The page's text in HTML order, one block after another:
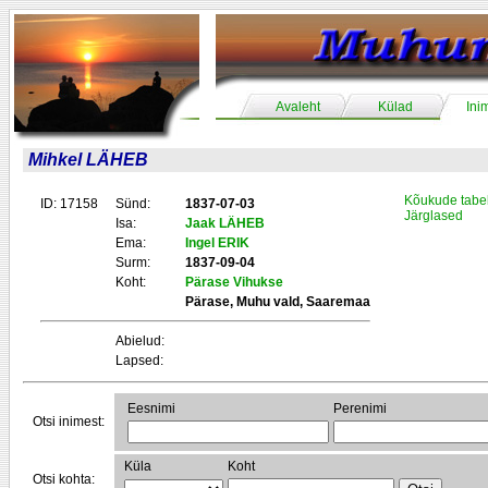
Avaleht Külad
Mihkel LÄHEB
ID: 17158 Sünd:
1837-07-03
Isa:
Jaak LÄHEB
Ema:
Ingel ERIK
Surm:
1837-09-04
Koht:
Pärase Vihukse
Pärase, Muhu vald, Saaremaa
Abielud:
Lapsed:
Kõukude
Järglased
Otsi inimest:
Eesnimi Perenimi
Otsi kohta:
Küla Koht